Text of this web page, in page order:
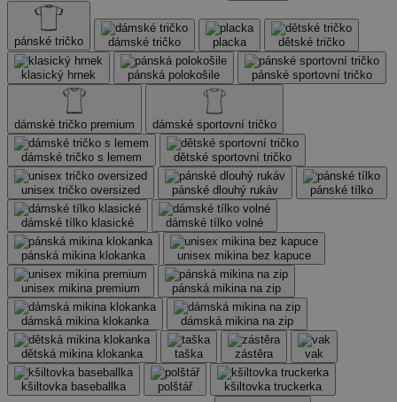
pánské tričko dámské tričko placka dětské tričko
klasický hrnek pánská polokošile pánské sportovní tričko
dámské tričko premium dámské sportovní tričko
dámské tričko s lemem dětské sportovní tričko
unisex tričko oversized pánské dlouhý rukáv pánské tílko
dámské tílko klasické dámské tílko volné
pánská mikina klokanka unisex mikina bez kapuce
unisex mikina premium pánská mikina na zip
dámská mikina klokanka dámská mikina na zip
dětská mikina klokanka taška zástěra vak
kšiltovka baseballka polštář kšiltovka truckerka